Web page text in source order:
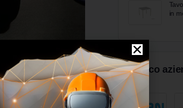
più accoglienti e
in
Elenco